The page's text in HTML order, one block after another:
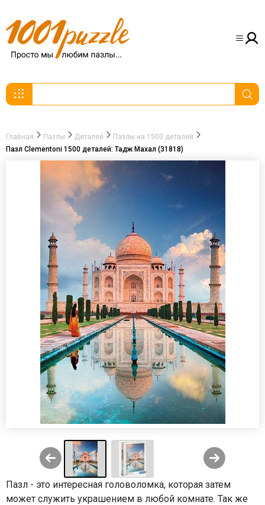
Главная Пазлы Деталей
Пазлы на 1500 деталей
Пазл Clementoni 1500 деталей: Тадж Махал (31818)
Пазл - это интересная головоломка, которая затем
может служить украшением в любой комнате. Так же